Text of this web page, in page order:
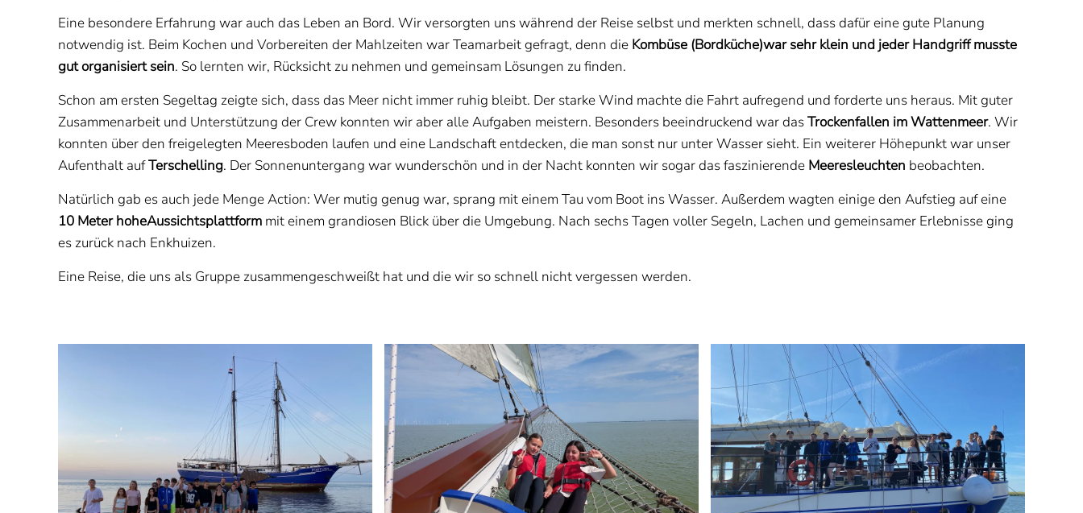
Eine besondere Erfahrung war auch das Leben an Bord. Wir versorgten uns während der Reise selbst und merkten schnell, dass dafür eine gute Planung
notwendig ist. Beim Kochen und Vorbereiten der Mahlzeiten war Teamarbeit gefragt, denn die Kombüse (Bordküche)war sehr klein und jeder Handgriff musste
gut organisiert sein. So lernten wir, Rücksicht zu nehmen und gemeinsam Lösungen zu finden.
Schon am ersten Segeltag zeigte sich, dass das Meer nicht immer ruhig bleibt. Der starke Wind machte die Fahrt aufregend und forderte uns heraus. Mit guter
Zusammenarbeit und Unterstützung der Crew konnten wir aber alle Aufgaben meistern. Besonders beeindruckend war dasTrockenfallen im Wattenmeer. Wir
konnten über den freigelegten Meeresboden laufen und eine Landschaft entdecken, die man sonst nur unter Wasser sieht. Ein weiterer Höhepunkt war unser
Aufenthalt aufTerschelling. Der Sonnenuntergang war wunderschön und in der Nacht konnten wir sogar das faszinierende Meeresleuchten beobachten.
Natürlich gab es auch jede Menge Action: Wer mutig genug war, sprang mit einem Tau vom Boot ins Wasser. Außerdem wagten einige den Aufstieg auf eine
10 Meter hoheAussichtsplattform mit einem grandiosen Blick über die Umgebung. Nach sechs Tagen voller Segeln, Lachen und gemeinsamer Erlebnisse ging
es zurück nach Enkhuizen.
Eine Reise, die uns als Gruppe zusammengeschweißt hat und die wir so schnell nicht vergessen werden.